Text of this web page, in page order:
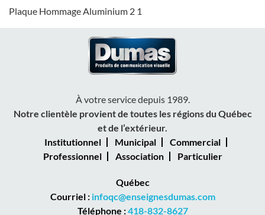
Plaque Hommage Aluminium 2 1
À votre service depuis 1989.
Notre clientèle provient de toutes les régions du Québec
et de l’extérieur.
Institutionnel
Municipal
Commercial
Professionnel
Association Particulier
Québec
Courriel : infoqc@enseignesdumas.com
Téléphone :418-832-8627